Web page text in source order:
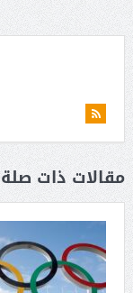
مقالات ذات صلة